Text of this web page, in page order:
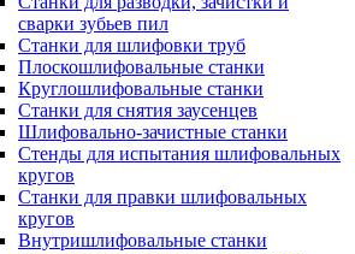
сварки зубьев пил
Станки для шлифовки труб
Плоскошлифовальные станки
Круглошлифовальные станки
Станки для снятия заусенцев
Шлифовально-зачистные станки
Стенды для испытания шлифовальных
кругов
Станки для правки шлифовальных
кругов
Внутришлифовальные станки